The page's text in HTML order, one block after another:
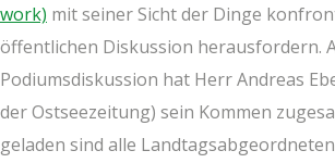
work) mit sei­ner Sicht der Din­ge
öffent­li­chen Dis­kus­si­on her­aus­for­dern.
Podi­ums­dis­kus­si­on hat Herr Andre­as
der Ost­see­zei­tung) sein Kom­men
ge­la­den sind alle